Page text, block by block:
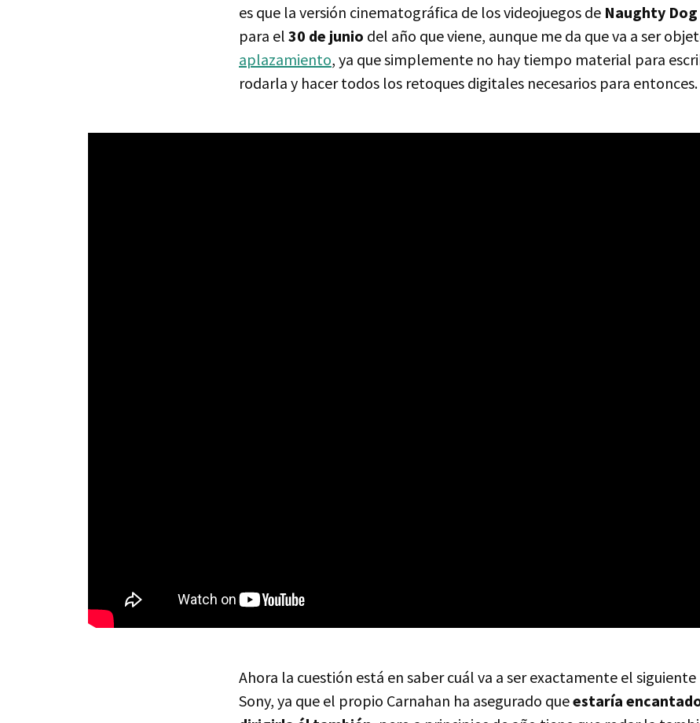
es que la versión cinematográfica de los videojuegos de Naughty Dog
para el 30 de junio del año que viene, aunque me da que va a ser
aplazamiento, ya que simplemente no hay tiempo material para
rodarla y hacer todos los retoques digitales necesarios para entonces.
Ahora la cuestión está en saber cuál va a ser exactamente el
Sony, ya que el propio Carnahan ha asegurado queestaría